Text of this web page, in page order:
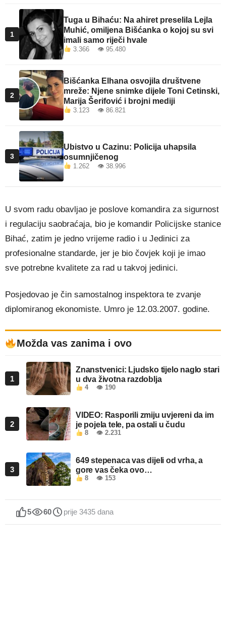
1
Tuga u Bihaću: Na ahiret preselila Lejla
Muhić, omiljena Bišćanka o kojoj su svi
imali samo riječi hvale
3.366 👁 95.480
2
Bišćanka Elhana osvojila društvene
mreže: Njene snimke dijele Toni Cetinski,
Marija Šerifović i brojni mediji
3.123 👁 86.821
3
Ubistvo u Cazinu: Policija uhapsila
osumnjičenog
1.262 👁 38.996
U svom radu obavljao je poslove komandira za sigurnost
i regulaciju saobraćaja, bio je komandir Policijske stanice
Bihać, zatim je jedno vrijeme radio i u Jedinici za
profesionalne standarde, jer je bio čovjek koji je imao
sve potrebne kvalitete za rad u takvoj jedinici.
Posjedovao je čin samostalnog inspektora te zvanje
diplomiranog ekonomiste. Umro je 12.03.2007. godine.
Možda vas zanima i ovo
1
Znanstvenici: Ljudsko tijelo naglo stari
u dva životna razdoblja
4 👁 190
2
VIDEO: Rasporili zmiju uvjereni da im
je pojela tele, pa ostali u čudu
8 👁 2.231
3
649 stepenaca vas dijeli od vrha, a
gore vas čeka ovo…
8 👁 153
5 60 prije 3435 dana